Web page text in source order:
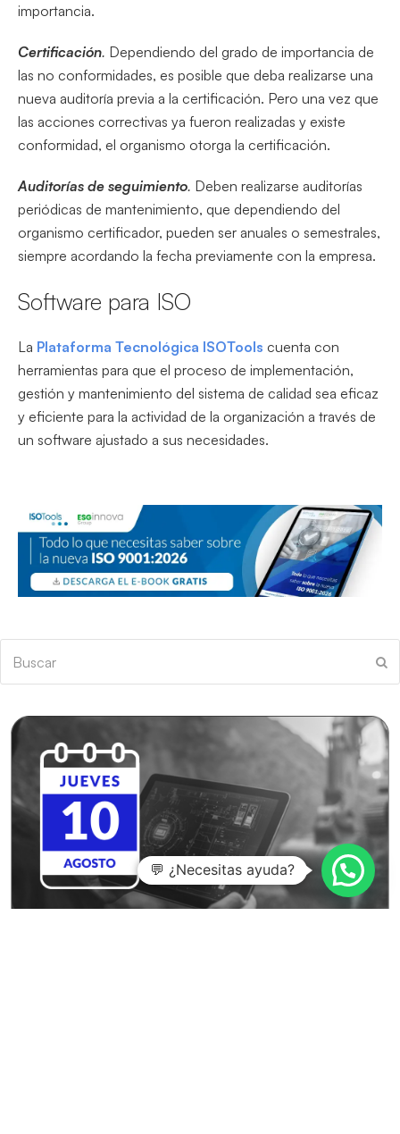
importancia.
Certificación. Dependiendo del grado de importancia de
las no conformidades, es posible que deba realizarse una
nueva auditoría previa a la certificación. Pero una vez que
las acciones correctivas ya fueron realizadas y existe
conformidad, el organismo otorga la certificación.
Auditorías de seguimiento. Deben realizarse auditorías
periódicas de mantenimiento, que dependiendo del
organismo certificador, pueden ser anuales o semestrales,
siempre acordando la fecha previamente con la empresa.
Software para ISO
La Plataforma Tecnológica ISOTools cuenta con
herramientas para que el proceso de implementación,
gestión y mantenimiento del sistema de calidad sea eficaz
y eficiente para la actividad de la organización a través de
un software ajustado a sus necesidades.
💬 ¿Necesitas ayuda?